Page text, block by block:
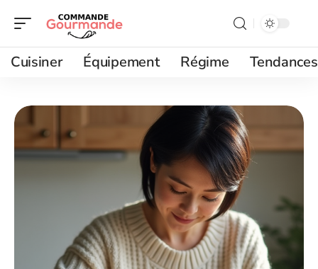
Cuisiner Équipement Régime Tendances